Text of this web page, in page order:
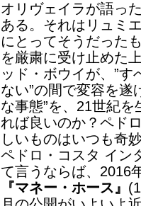
オリヴェイラが語っ
ある。それはリュミ
にとってそうだった
を厳粛に受け止めた
ッド・ボウイが、”す
ない”の間で変容を
な事態”を、21世紀
れば良いのか？ペド
しいものはいつも奇
ペドロ・コスタ イン
て言うならば、2016
『マネー・ホース』